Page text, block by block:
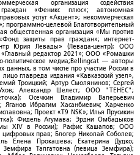
организация содействия
«Феникс плюс»; автономная
услуг «Акцент»; некоммерческая
программно-целевой Благотворительный
общественная организация «Мы против
защиты прав граждан»; интернет-
Юрия Левады» (Левада-центр); ООО
редактор 2021»; ООО «Ромашки
медиа;Bellingcat — авторы
данных, в том числе про участие России в
главреда издания «Кавказский узел»,
Троицкий; Артур Смолянинов; Сергей
Александр Шелест; ООО "ТЕНЕС";
Осечкин Владимир Валерьевич
Яганов Ибрагим Хасанбиевич; Харченко
Проект «T9 NSK»; Илья Прусикин
Фидель Агумава; Эрдни Омбадыков
XIV в России); Рафис Кашапов; ООО
прав; Блогер Николай Соболев;
Елена Прокашева; Екатерина Дудко;
Талгатовна (певица Земфира);